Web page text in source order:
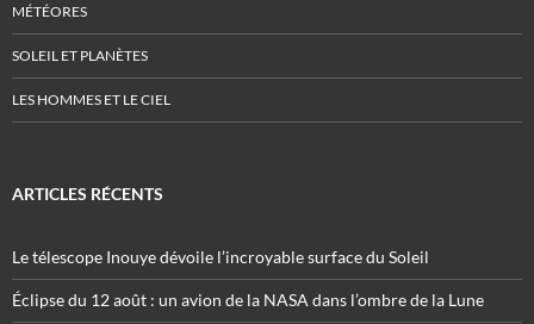
MÉTÉORES
SOLEIL ET PLANÈTES
LES HOMMES ET LE CIEL
ARTICLES RÉCENTS
Le télescope Inouye dévoile l’incroyable surface du Soleil
Éclipse du 12 août : un avion de la NASA dans l’ombre de la Lune